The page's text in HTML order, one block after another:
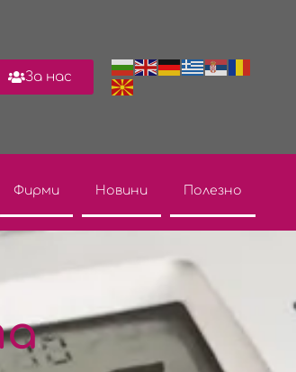
За нас
Фирми Новини Полезно